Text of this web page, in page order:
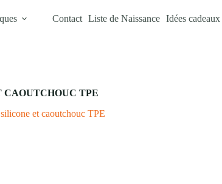
Contact Liste de Naissance Idées cadeaux
CAOUTCHOUC TPE
et caoutchouc TPE